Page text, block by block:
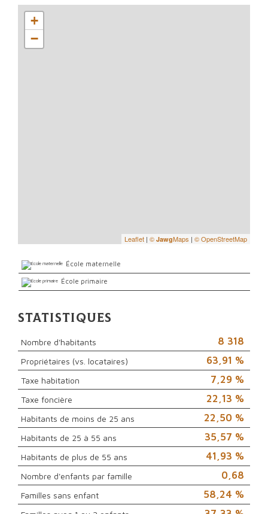
+
−
Leaflet | © JawgMaps | © OpenStreetMap
École maternelle
École primaire
Statistiques
Nombre d'habitants 8 318
Propriétaires (vs. locataires) 63,91 %
Taxe habitation 7,29 %
Taxe foncière 22,13 %
Habitants de moins de 25 ans 22,50 %
Habitants de 25 à 55 ans 35,57 %
Habitants de plus de 55 ans 41,93 %
Nombre d'enfants par famille 0,68
Familles sans enfant 58,24 %